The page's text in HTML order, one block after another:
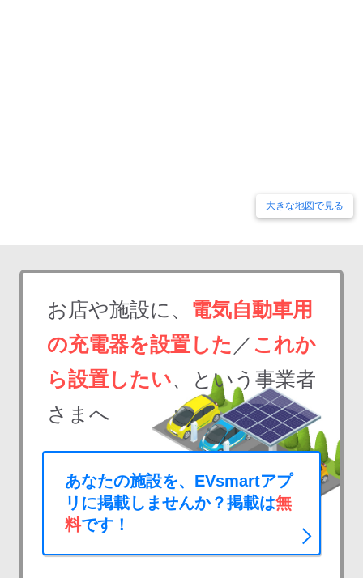
大きな地図で見る
お店や施設に、 電気自動車用
の充電器を設置した ／ これか
ら設置したい、という事業者
さまへ
あなたの施設を、EVsmartアプ
リに掲載しませんか？掲載は無
料です！